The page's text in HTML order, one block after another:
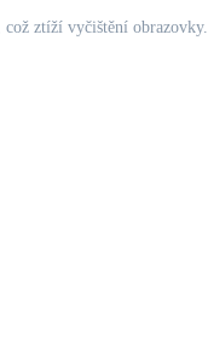
ztíží vyčištění obrazovky.